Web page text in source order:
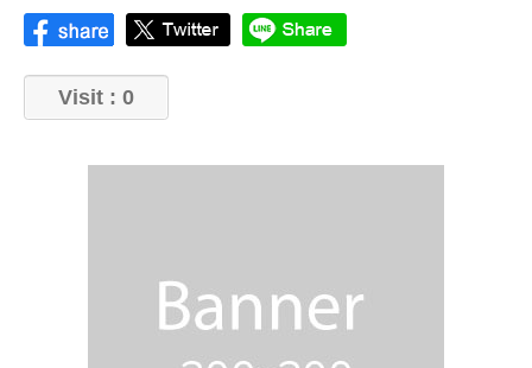
Visit : 0